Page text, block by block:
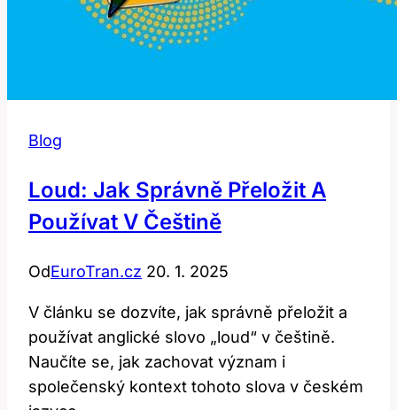
Blog
Loud: Jak Správně Přeložit A
Používat V Češtině
OdEuroTran.cz 20. 1. 2025
V článku se dozvíte, jak správně přeložit a
používat anglické slovo „loud“ v češtině.
Naučíte se, jak zachovat význam i
společenský kontext tohoto slova v českém